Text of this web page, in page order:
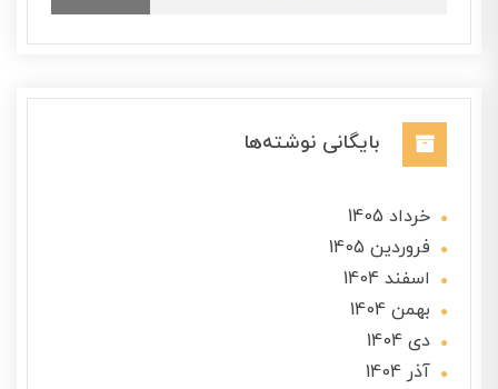
بایگانی نوشته‌ها
خرداد 1405
فروردین 1405
اسفند 1404
بهمن 1404
دی 1404
آذر 1404